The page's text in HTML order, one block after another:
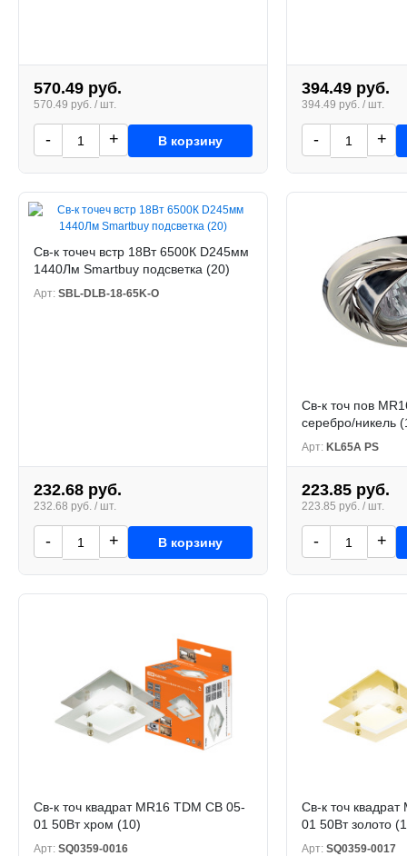
570.49 руб.
570.49 руб. / шт.
- + В корзину
394.49 руб.
394.49 руб. / шт.
- +
Св-к точеч встр 18Вт 6500К D245мм
1440Лм Smartbuy подсветка (20)
Арт: SBL-DLB-18-65K-O
232.68 руб.
232.68 руб. / шт.
- + В корзину
Св-к точ пов
серебро/никель
Арт: KL65A PS
223.85 руб.
223.85 руб. / шт.
- +
Св-к точ квадрат MR16 TDM СВ 05-
01 50Вт хром (10)
Арт: SQ0359-0016
Св-к точ
01 50Вт золото
Арт: SQ0359-0017